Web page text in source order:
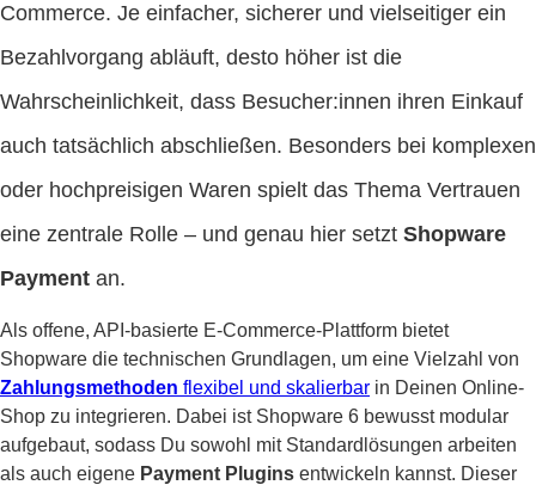
Commerce. Je einfacher, sicherer und vielseitiger ein
Bezahlvorgang abläuft, desto höher ist die
Wahrscheinlichkeit, dass Besucher:innen ihren Einkauf
auch tatsächlich abschließen. Besonders bei komplexen
oder hochpreisigen Waren spielt das Thema Vertrauen
eine zentrale Rolle – und genau hier setzt Shopware
Payment an.
Als offene, API-basierte E-Commerce-Plattform bietet
Shopware die technischen Grundlagen, um eine Vielzahl von
Zahlungsmethoden flexibel und skalierbar in Deinen Online-
Shop zu integrieren. Dabei ist Shopware 6 bewusst modular
aufgebaut, sodass Du sowohl mit Standardlösungen arbeiten
als auch eigene Payment Plugins entwickeln kannst. Dieser